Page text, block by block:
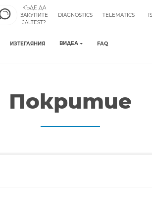
КЪДЕ ДА
ЗАКУПИТЕ
JALTEST?
DIAGNOSTICS TELEMATICS
ИЗТЕГЛЯНИЯ ВИДЕА FAQ
Покритие